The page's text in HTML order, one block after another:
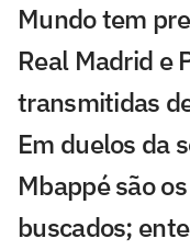
Mundo tem
Real Madrid e
transmitidas
Em duelos da
Mbappé são
buscados;